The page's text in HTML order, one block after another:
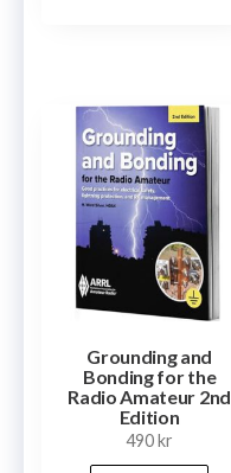
Grounding and
Bonding for the
Radio Amateur 2nd
Edition
490kr